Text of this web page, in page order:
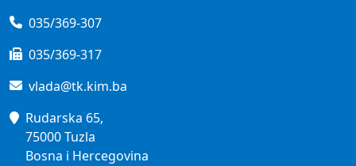
035/369-307
035/369-317
vlada@tk.kim.ba
Rudarska 65,
75000 Tuzla
Bosna i Hercegovina